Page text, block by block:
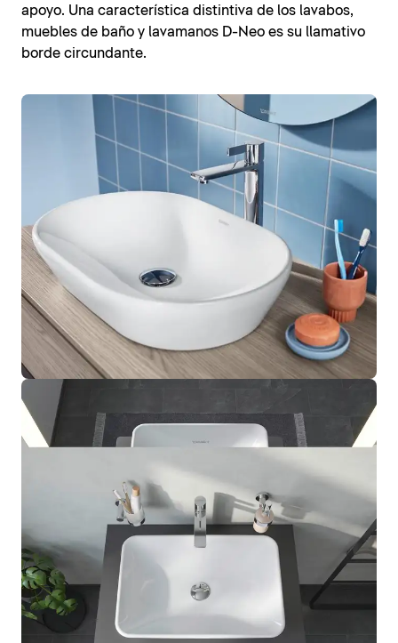
apoyo. Una característica distintiva de los lavabos,
muebles de baño y lavamanos D-Neo es su llamativo
borde circundante.